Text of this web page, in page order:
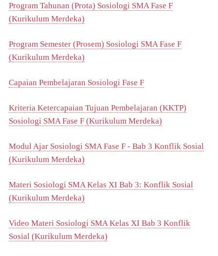
Program Tahunan (Prota) Sosiologi SMA Fase F
(Kurikulum Merdeka)
Program Semester (Prosem) Sosiologi SMA Fase F
(Kurikulum Merdeka)
Capaian Pembelajaran Sosiologi Fase F
Kriteria Ketercapaian Tujuan Pembelajaran (KKTP)
Sosiologi SMA Fase F (Kurikulum Merdeka)
Modul Ajar Sosiologi SMA Fase F - Bab 3 Konflik Sosial
(Kurikulum Merdeka)
Materi Sosiologi SMA Kelas XI Bab 3: Konflik Sosial
(Kurikulum Merdeka)
Video Materi Sosiologi SMA Kelas XI Bab 3 Konflik
Sosial (Kurikulum Merdeka)